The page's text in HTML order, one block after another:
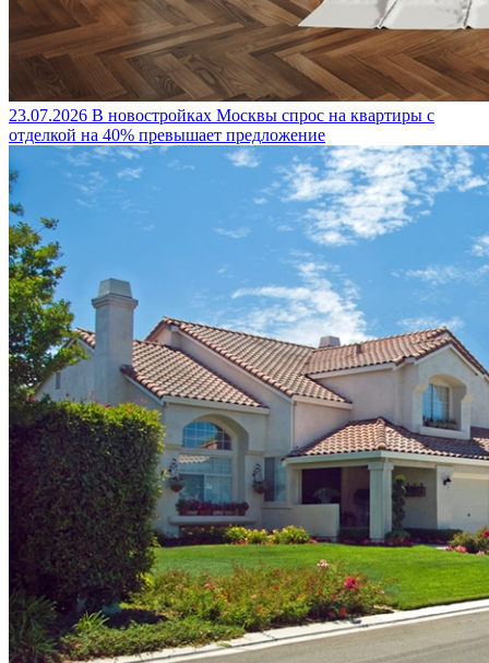
23.07.2026 В новостройках Москвы спрос на квартиры с
отделкой на 40% превышает предложение